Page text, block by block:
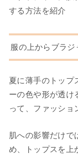
する方法を紹介
服の上からブラジ
夏に薄手のトップ
ーの色や形が透け
って、ファッショ
肌への影響だけで
め、トップスを上